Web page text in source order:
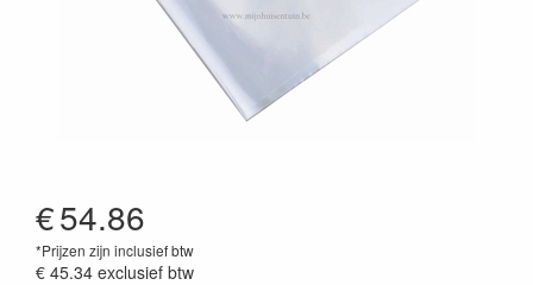
€54.86
*Prijzen zijn inclusief btw
€ 45.34 exclusief btw